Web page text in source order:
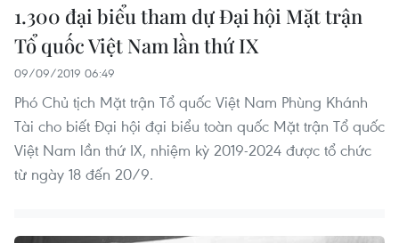
1.300 đại biểu tham dự Đại hội Mặt trận
Tổ quốc Việt Nam lần thứ IX
09/09/2019 06:49
Phó Chủ tịch Mặt trận Tổ quốc Việt Nam Phùng Khánh
Tài cho biết Đại hội đại biểu toàn quốc Mặt trận Tổ quốc
Việt Nam lần thứ IX, nhiệm kỳ 2019-2024 được tổ chức
từ ngày 18 đến 20/9.